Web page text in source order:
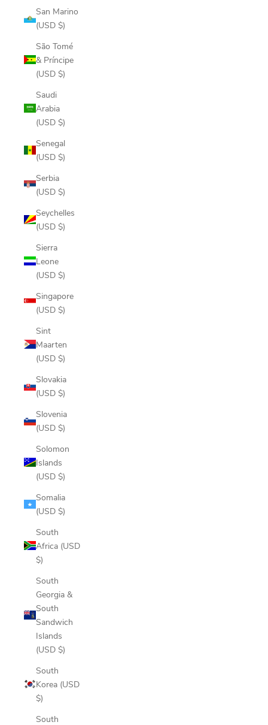
San Marino
(USD $)
São Tomé
& Príncipe
(USD $)
Saudi
Arabia
(USD $)
Senegal
(USD $)
Serbia
(USD $)
Seychelles
(USD $)
Sierra
Leone
(USD $)
Singapore
(USD $)
Sint
Maarten
(USD $)
Slovakia
(USD $)
Slovenia
(USD $)
Solomon
Islands
(USD $)
Somalia
(USD $)
South
Africa (USD
$)
South
Georgia &
South
Sandwich
Islands
(USD $)
South
Korea (USD
$)
South